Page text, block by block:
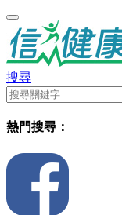
搜尋
熱門搜尋：